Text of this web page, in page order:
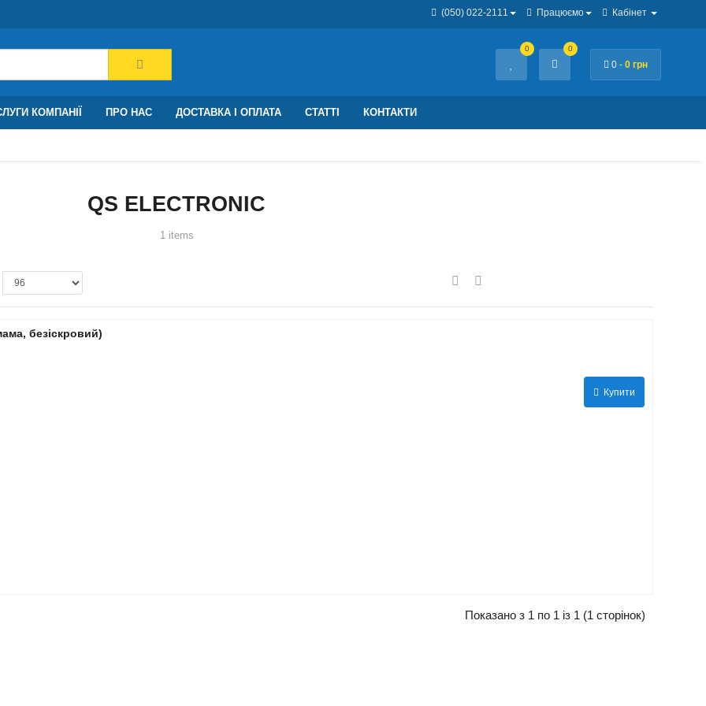
(050) 022-2111 Працюємо Кабінет
0 - 0 грн
0 0
КОМПАНІЇ ПРО НАС ДОСТАВКА І ОПЛАТА СТАТТІ КОНТАКТИ
QS ELECTRONIC
1 items
безіскровий)
Купити
Показано з 1 по 1 із 1 (1 сторінок)